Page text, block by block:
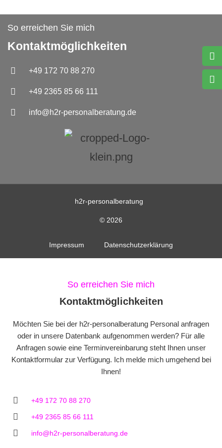
So erreichen Sie mich
Kontaktmöglichkeiten
+49 172 70 88 270
+49 2365 85 66 111
info@h2r-personalberatung.de
h2r-personalberatung
© 2026
Impressum Datenschutzerklärung
So erreichen Sie mich
Kontaktmöglichkeiten
Möchten Sie bei der h2r-personalberatung Personal anfragen
oder in unsere Datenbank aufgenommen werden? Für alle
Anfragen sowie eine Terminvereinbarung steht Ihnen unser
Kontaktformular zur Verfügung. Ich melde mich umgehend bei
Ihnen!
+49 172 70 88 270
+49 2365 85 66 111
info@h2r-personalberatung.de